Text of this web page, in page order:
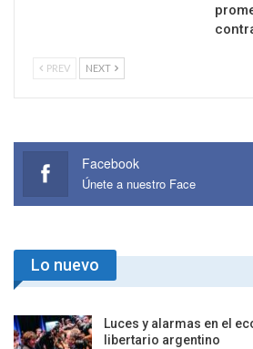
PREV NEXT
Facebook
Únete a nuestro Face
Lo nuevo
Luces y alarmas en el
libertario argentino